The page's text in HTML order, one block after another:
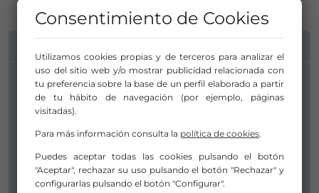
Consentimiento de Cookies
Utilizamos cookies propias y de terceros para analizar el
uso del sitio web y/o mostrar publicidad relacionada con
tu preferencia sobre la base de un perfil elaborado a partir
de tu hábito de navegación (por ejemplo, páginas
visitadas).
Para más información consulta la política de cookies.
Puedes aceptar todas las cookies pulsando el botón
"Aceptar", rechazar su uso pulsando el botón "Rechazar" y
configurarlas pulsando el botón "Configurar".